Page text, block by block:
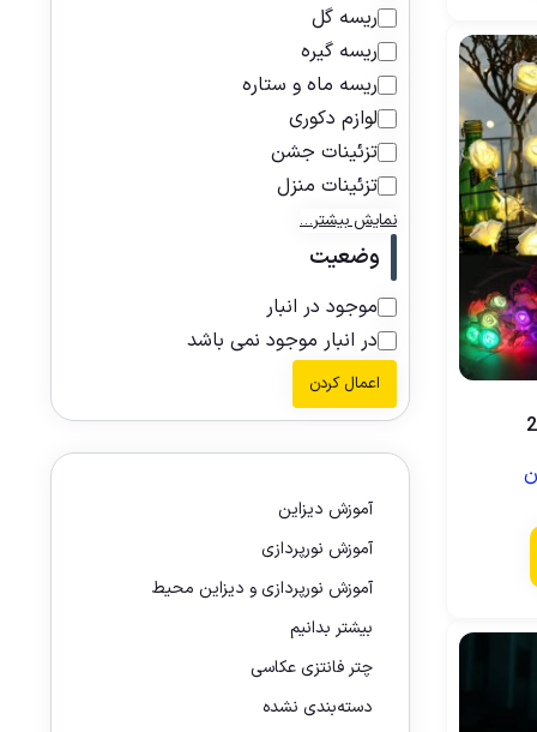
ریسه گل
ریسه گیره
ریسه ماه و ستاره
لوازم دکوری
تزئینات جشن
تزئینات منزل
نمایش بیشتر…
وضعیت
موجود در انبار
در انبار موجود نمی باشد
اعمال کردن
آموزش دیزاین
آموزش نورپردازی
آموزش نورپردازی و دیزاین محیط
بیشتر بدانیم
چتر فانتزی عکاسی
دسته‌بندی نشده